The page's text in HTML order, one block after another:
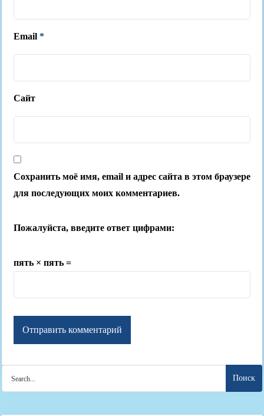
Email *
Сайт
Сохранить моё имя, email и адрес сайта в этом браузере
для последующих моих комментариев.
Пожалуйста, введите ответ цифрами:
пять × пять =
for: